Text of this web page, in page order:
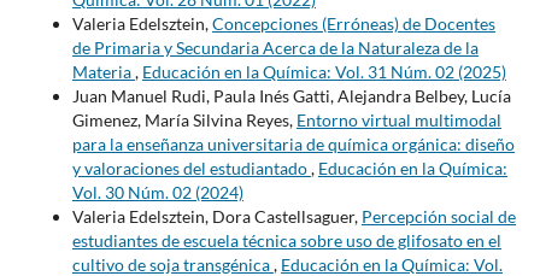
Valeria Edelsztein,Concepciones (Erróneas) de Docentes
de Primaria y Secundaria Acerca de la Naturaleza de la
Materia, Educación en la Química: Vol. 31 Núm. 02 (2025)
Juan Manuel Rudi, Paula Inés Gatti, Alejandra Belbey, Lucía
Gimenez, María Silvina Reyes, Entorno virtual multimodal
para la enseñanza universitaria de química orgánica: diseño
y valoraciones del estudiantado, Educación en la Química:
Vol. 30 Núm. 02 (2024)
Valeria Edelsztein, Dora Castellsaguer, Percepción social de
estudiantes de escuela técnica sobre uso de glifosato en el
cultivo de soja transgénica, Educación en la Química: Vol.